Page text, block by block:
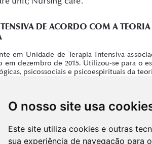
O nosso site usa
Este site utiliza cookies e outras
sua experiência de navegação para